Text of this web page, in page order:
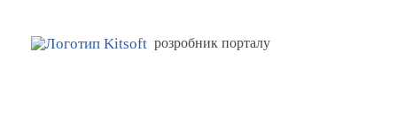
розробник порталу